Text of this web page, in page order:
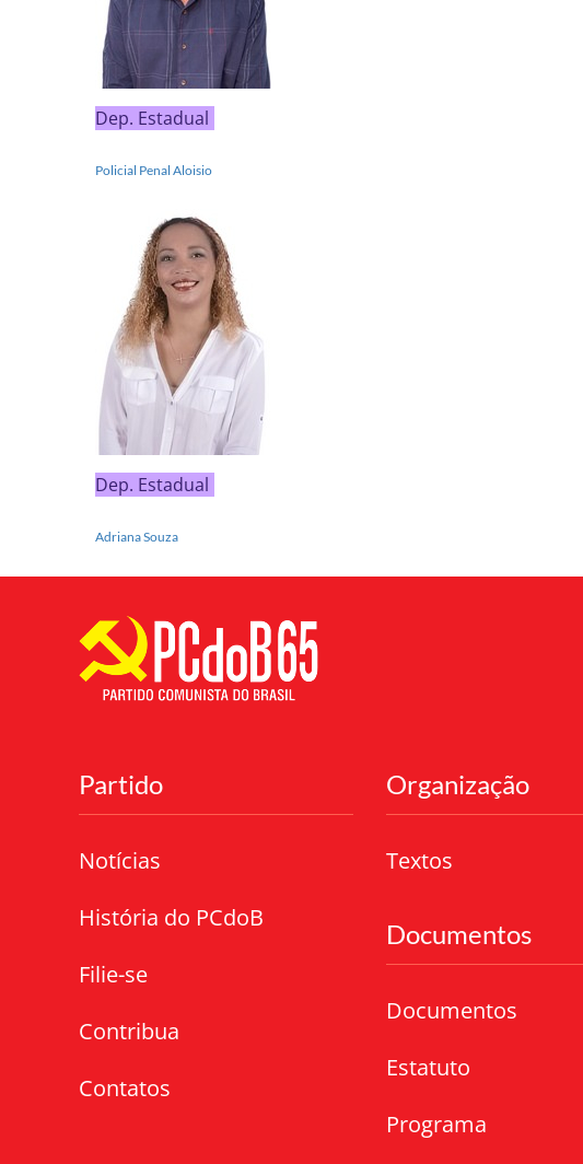
Dep. Estadual
Policial Penal Aloisio
Dep. Estadual
Adriana Souza
Partido
Notícias
História do PCdoB
Filie-se
Contribua
Contatos
Organização
Textos
Documentos
Documentos
Estatuto
Programa